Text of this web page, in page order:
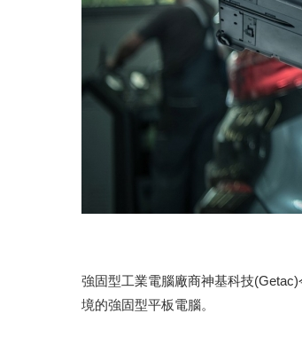
強固型工業電腦廠商神基科技
境的強固型平板電腦。